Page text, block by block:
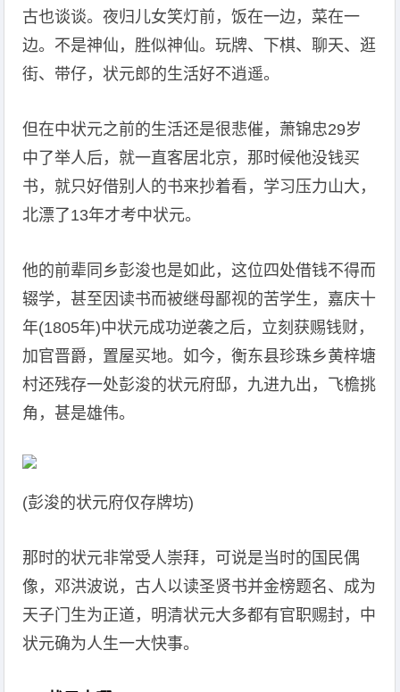
古也谈谈。夜归儿女笑灯前，饭在一边，菜在一
边。不是神仙，胜似神仙。玩牌、下棋、聊天、逛
街、带仔，状元郎的生活好不逍遥。
但在中状元之前的生活还是很悲催，萧锦忠29岁
中了举人后，就一直客居北京，那时候他没钱买
书，就只好借别人的书来抄着看，学习压力山大，
北漂了13年才考中状元。
他的前辈同乡彭浚也是如此，这位四处借钱不得而
辍学，甚至因读书而被继母鄙视的苦学生，嘉庆十
年(1805年)中状元成功逆袭之后，立刻获赐钱财，
加官晋爵，置屋买地。如今，衡东县珍珠乡黄梓塘
村还残存一处彭浚的状元府邸，九进九出，飞檐挑
角，甚是雄伟。
(彭浚的状元府仅存牌坊)
那时的状元非常受人崇拜，可说是当时的国民偶
像，邓洪波说，古人以读圣贤书并金榜题名、成为
天子门生为正道，明清状元大多都有官职赐封，中
状元确为人生一大快事。